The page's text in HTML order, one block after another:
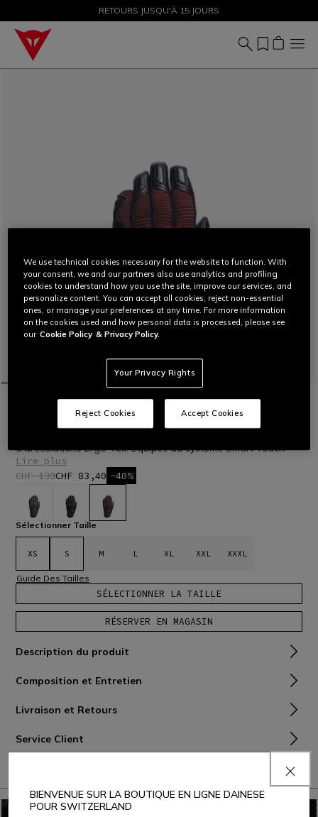
SOLDES JUSQU'À-50 % – ACHETEZ MAINTENANT
RETOURS JUSQU'À 15 JOURS
OUTLET MOTO GANTS
UNRULY ERGO-TEK GLOVES
d’articulations Ergo-Tek. Équipés du système Smart Touch.
Lire plus
CHF 139CHF 83,40 -40%
sélectionné
Sélectionner Taille
XS S M L XL XXL XXXL
Guide Des Tailles
SÉLECTIONNER LA TAILLE
RÉSERVER EN MAGASIN
Description du produit
Composition et Entretien
Livraison et Retours
Service Client
BIENVENUE SUR LA BOUTIQUE EN LIGNE DAINESE
POUR SWITZERLAND
We use technical cookies necessary for the website to function. With
your consent, we and our partners also use analytics and profiling
cookies to understand how you use the site, improve our services, and
personalize content. You can accept all cookies, reject non-essential
ones, or manage your preferences at any time. For more information
on the cookies used and how personal data is processed, please see
our Cookie Policy & Privacy Policy.
Your Privacy Rights
Reject Cookies Accept Cookies